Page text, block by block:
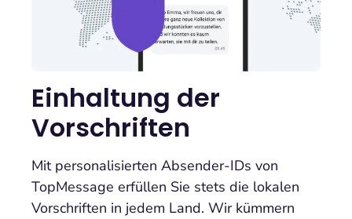
Einhaltung der
Vorschriften
Mit personalisierten Absender-IDs von
TopMessage erfüllen Sie stets die lokalen
Vorschriften in jedem Land. Wir kümmern